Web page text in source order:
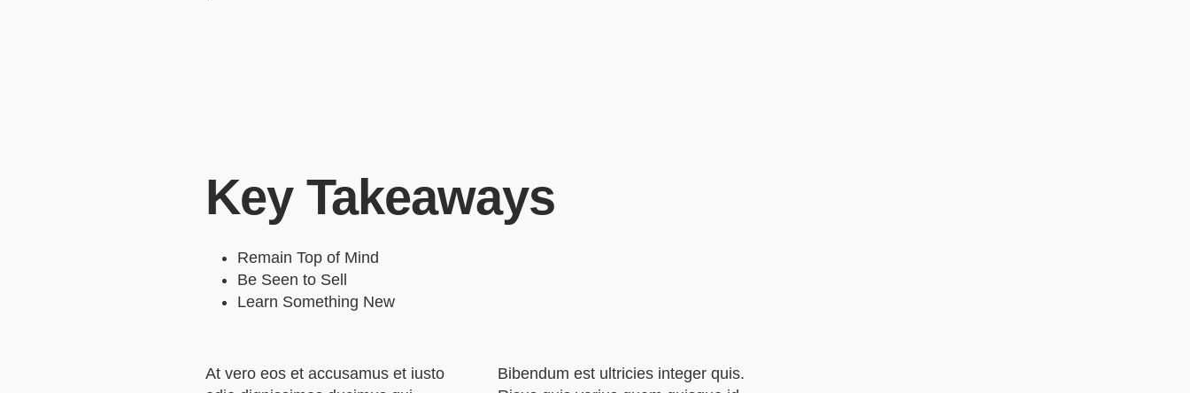
Key Takeaways
Remain Top of Mind
Be Seen to Sell
Learn Something New
At vero eos et accusamus et iusto
Bibendum est ultricies integer quis.